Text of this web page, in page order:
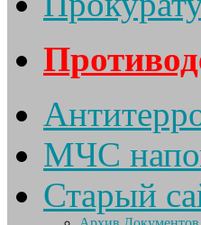
МЧС
Старый